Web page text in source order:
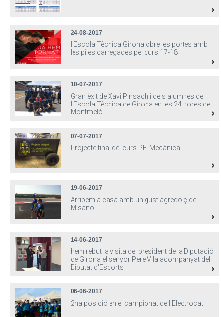
24-08-2017
l'Escola Tècnica Girona obre les portes amb
les piles carregades pel curs 17-18
10-07-2017
Gran èxit de Xavi Pinsach i dels alumnes de
l'Escola Tècnica de Girona en les 24 hores de
Montmeló.
07-07-2017
Projecte final del curs PFI Mecànica
19-06-2017
Arribem a casa amb un gust agredolç de
Misano.
14-06-2017
hem rebut la visita del president de la Diputació
de Girona el senyor Pere Vila acompanyat del
Diputat d'Esports
06-06-2017
2na posició en el campionat de l'Electrocat